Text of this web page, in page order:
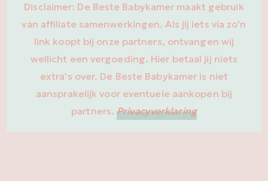
Disclaimer: De Beste Babykamer maakt gebruik
van affiliate samenwerkingen. Als jij iets via zo'n
link koopt bij onze partners, ontvangen wij
wellicht een vergoeding. Hier betaal jij niets
extra's over. De Beste Babykamer is niet
aansprakelijk voor eventuele aankopen bij
partners.Privacyverklaring